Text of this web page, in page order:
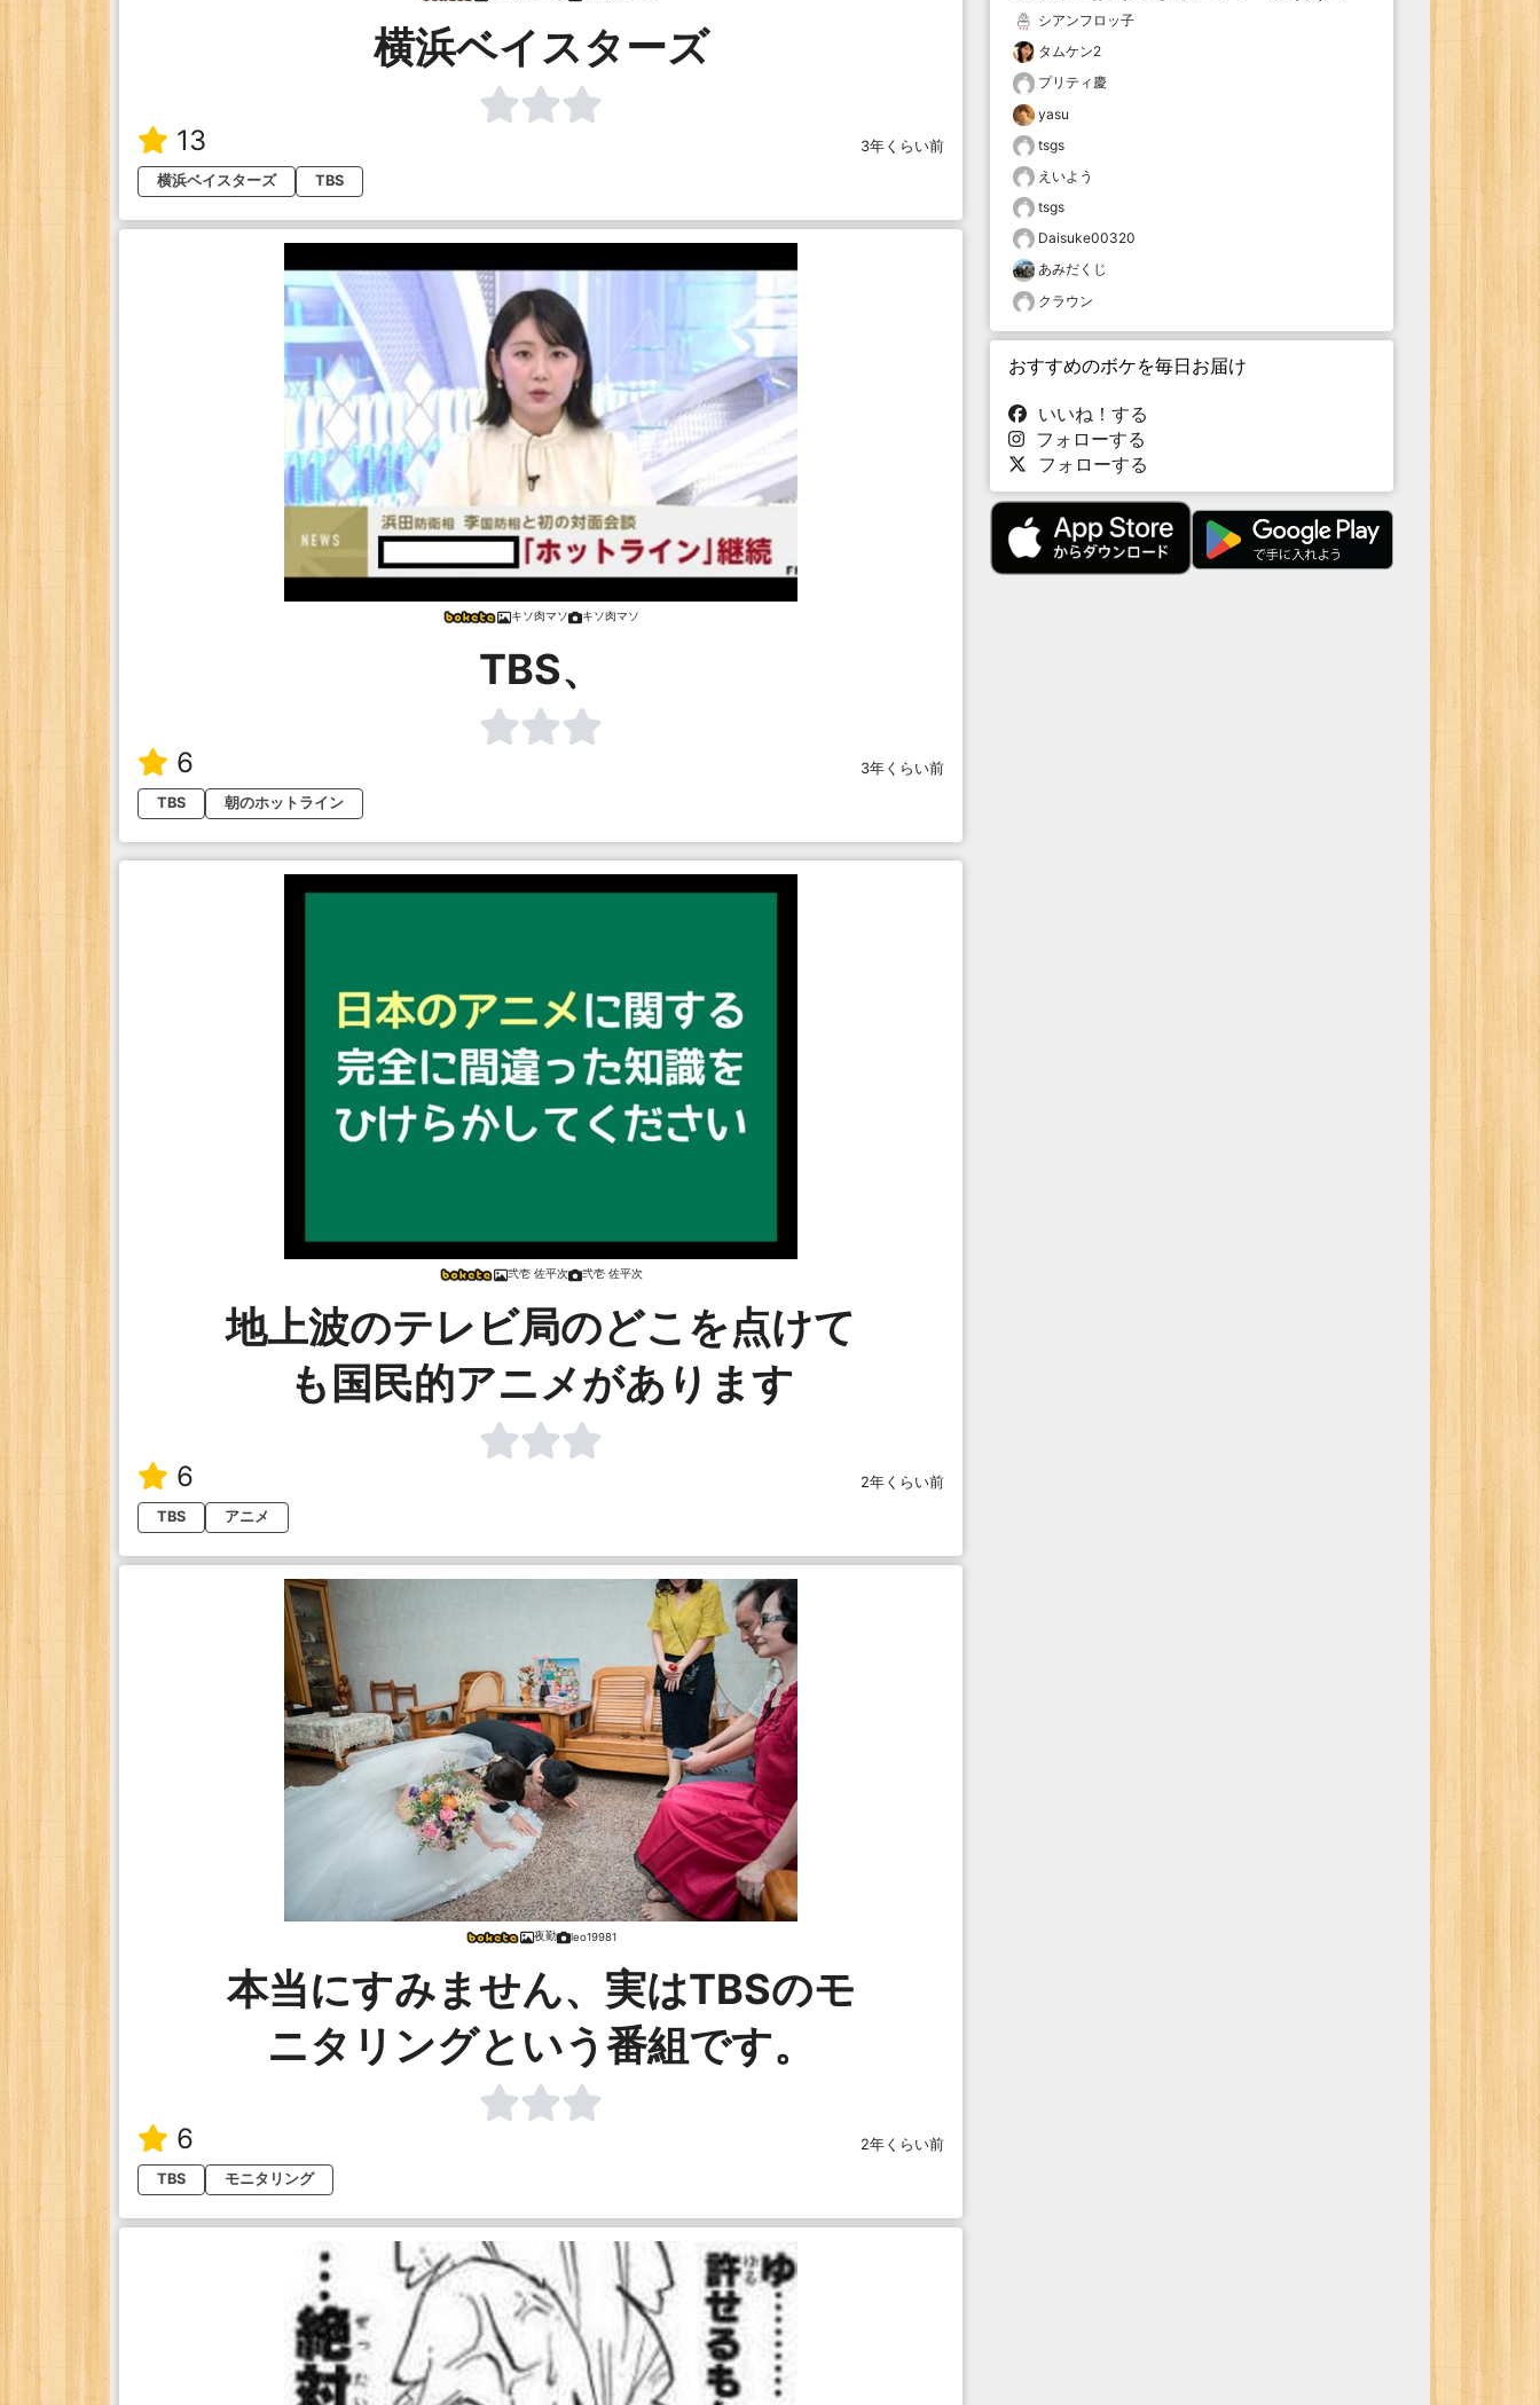
横浜ベイスターズ
13
3年くらい前
横浜ベイスターズ
TBS
キソ肉マソ キソ肉マソ
TBS、
6
3年くらい前
TBS
朝のホットライン
弐壱 佐平次 弐壱 佐平次
地上波のテレビ局のどこを点けて
も国民的アニメがあります
6
2年くらい前
TBS
アニメ
夜勤 leo19981
本当にすみません、実はTBSのモ
ニタリングという番組です。
6
2年くらい前
TBS
モニタリング
シアンフロッ子
タムケン2
プリティ慶
yasu
tsgs
えいよう
tsgs
Daisuke00320
あみだくじ
クラウン
おすすめのボケを毎日お届け
いいね！する
フォローする
フォローする